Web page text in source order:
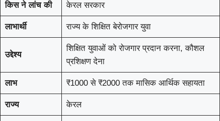
किस ने लांच की केरल सरकार
लाभार्थी राज्य के शिक्षित बेरोजगार युवा
उद्देश्य
शिक्षित युवाओं को रोजगार प्रदान करना, कौशल
प्रशिक्षण देना
लाभ ₹1000 से ₹2000 तक मासिक आर्थिक सहायता
राज्य केरल